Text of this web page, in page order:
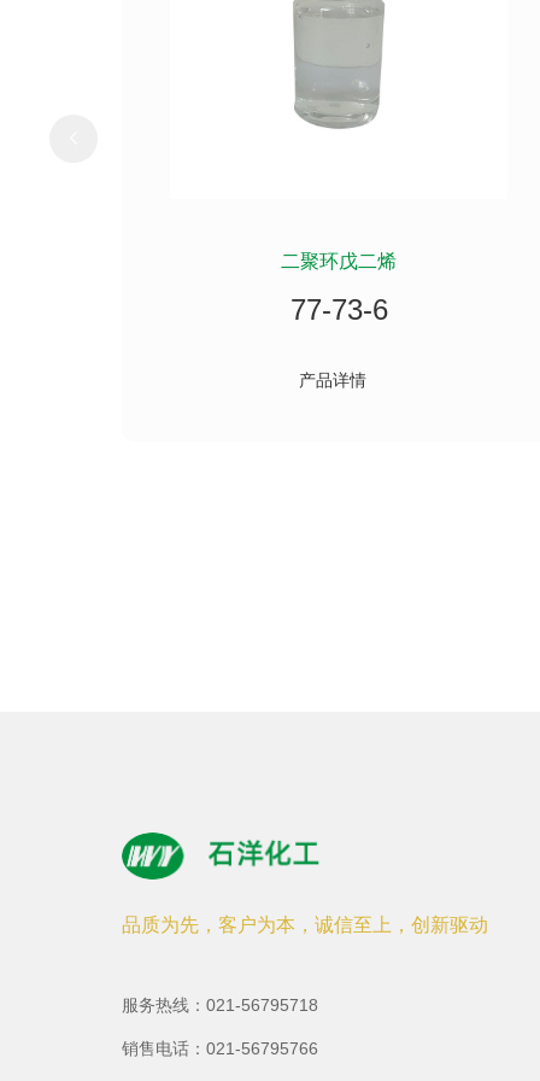
二聚环戊二烯
77-73-6
产品详情
品质为先，客户为本，诚信至上，创新驱动
服务热线：021-56795718
销售电话：021-56795766